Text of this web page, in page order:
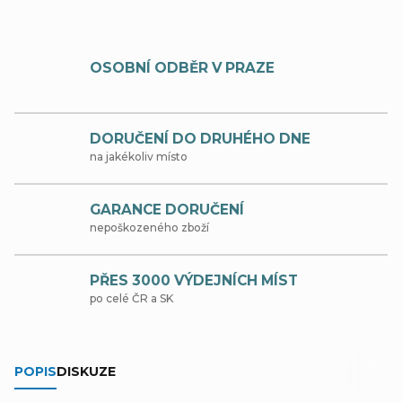
OSOBNÍ ODBĚR V PRAZE
DORUČENÍ DO DRUHÉHO DNE
na jakékoliv místo
GARANCE DORUČENÍ
nepoškozeného zboží
PŘES 3000 VÝDEJNÍCH MÍST
po celé ČR a SK
POPISDISKUZE